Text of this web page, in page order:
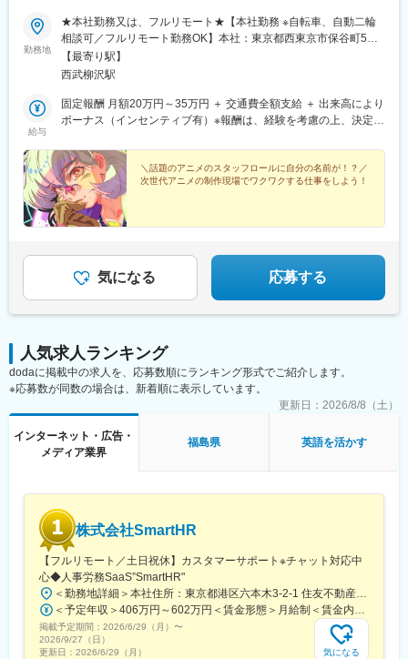
勤務地
★本社勤務又は、フルリモート★【本社勤務 ※自転車、自動二輪
相談可／フルリモート勤務OK】本社：東京都西東京市保谷町5丁
目18番9-206※受動喫煙対策：屋内禁煙※リモート勤務の場合エリ
アの指定はございません。
【最寄り駅】
西武柳沢駅
給与
固定報酬 月額20万円～35万円 ＋ 交通費全額支給 ＋ 出来高により
ボーナス（インセンティブ有）※報酬は、経験を考慮の上、決定い
万円
＼話題のアニメのスタッフロールに自分の名前が！？／
次世代アニメの制作現場でワクワクする仕事をしよう！
気になる 応募する
人気求人ランキング
dodaに掲載中の求人を、応募数順にランキング形式でご紹介します。
※応募数が同数の場合は、新着順に表示しています。
更新日： 2026/8/8（土）
インターネット・広告・
メディア業界
福島県 英語を活かす
株式会社SmartHR
【フルリモート／土日祝休】カスタマーサポート※チャット対応中
心◆人事労務SaaS”SmartHR"
＜勤務地詳細＞本社住所：東京都港区六本木3-2-1 住友不動産六本木グランドタワー勤務地最寄駅：東京メトロ南北線／六本木一丁目駅受動喫煙対策：屋内全面禁煙変更の範囲：会社の定める事業所（リモートワーク含む）
＜予定年収＞406万円～602万円＜賃金形態＞月給制＜賃金内訳＞月額（基本給）：212,480円～315,200円その他固定手当/月：5,000円固定残業手当/月：77,520円～114,800円（固定残業時間45時間0分/月）超過した時間外労働の残業手当は追加支給＜月給＞295,000円～435,000円（一律手当を含む）＜昇給有無＞有＜残業手当＞有賃金はあくまでも目安の金額であり、選考を通じて上下する可能性があります。月給(月額)は固定手当を含めた表記です。
掲載予定期間： 2026/6/29（月） 〜
2026/9/27（日）
更新日： 2026/6/29（月） 気になる